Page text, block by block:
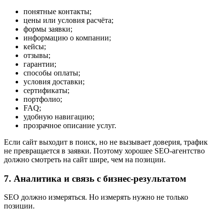
понятные контакты;
цены или условия расчёта;
формы заявки;
информацию о компании;
кейсы;
отзывы;
гарантии;
способы оплаты;
условия доставки;
сертификаты;
портфолио;
FAQ;
удобную навигацию;
прозрачное описание услуг.
Если сайт выходит в поиск, но не вызывает доверия, трафик
не превращается в заявки. Поэтому хорошее SEO-агентство
должно смотреть на сайт шире, чем на позиции.
7. Аналитика и связь с бизнес-результатом
SEO должно измеряться. Но измерять нужно не только
позиции.